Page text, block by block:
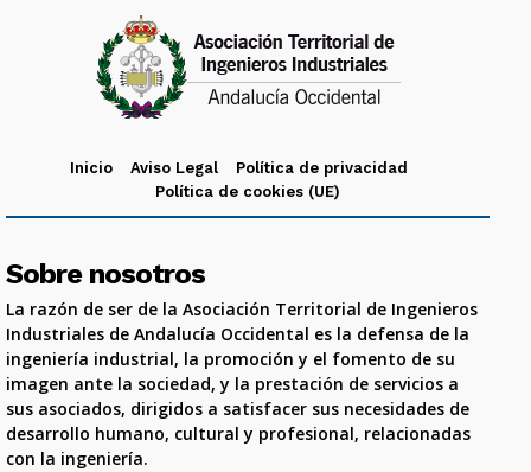
Inicio Aviso Legal
Política de privacidad
Política de cookies (UE)
Sobre nosotros
La razón de ser de la Asociación Territorial de Ingenieros
Industriales de Andalucía Occidental es la defensa de la
ingeniería industrial, la promoción y el fomento de su
imagen ante la sociedad, y la prestación de servicios a
sus asociados, dirigidos a satisfacer sus necesidades de
desarrollo humano, cultural y profesional, relacionadas
con la ingeniería.